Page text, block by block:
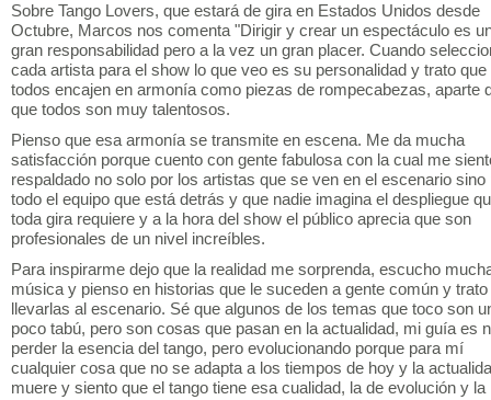
Sobre Tango Lovers, que estará de gira en Estados Unidos desde
Octubre, Marcos nos comenta "Dirigir y crear un espectáculo es
gran responsabilidad pero a la vez un gran placer. Cuando
cada artista para el show lo que veo es su personalidad y trato que
todos encajen en armonía como piezas de rompecabezas, aparte
que todos son muy talentosos.
Pienso que esa armonía se transmite en escena. Me da mucha
satisfacción porque cuento con gente fabulosa con la cual me
respaldado no solo por los artistas que se ven en el escenario sino
todo el equipo que está detrás y que nadie imagina el despliegue
toda gira requiere y a la hora del show el público aprecia que son
profesionales de un nivel increíbles.
Para inspirarme dejo que la realidad me sorprenda, escucho
música y pienso en historias que le suceden a gente común y trato
llevarlas al escenario. Sé que algunos de los temas que toco son
poco tabú, pero son cosas que pasan en la actualidad, mi guía es
perder la esencia del tango, pero evolucionando porque para mí
cualquier cosa que no se adapta a los tiempos de hoy y la
muere y siento que el tango tiene esa cualidad, la de evolución y la